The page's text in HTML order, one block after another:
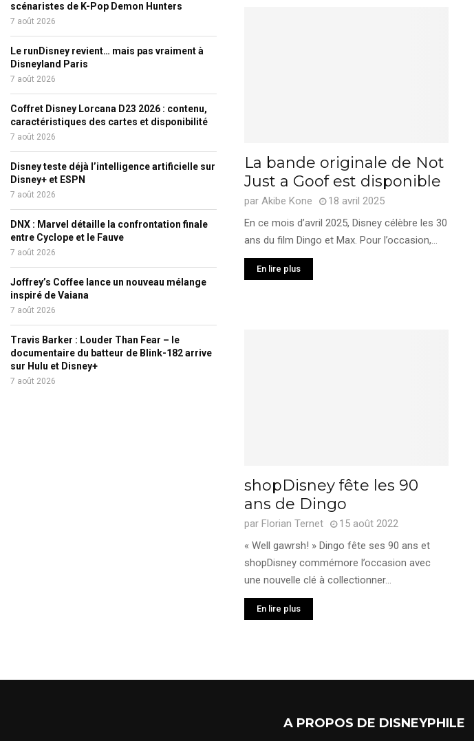
La bande originale de Not
Just a Goof est disponible
par Akibe Kone
18 avril 2025
En ce mois d’avril 2025, Disney célèbre les 30
ans du film Dingo et Max. Pour l’occasion,...
En lire plus
shopDisney fête les 90
ans de Dingo
par Florian Ternet
15 août 2022
« Well gawrsh! » Dingo fête ses 90 ans et
shopDisney commémore l’occasion avec
une nouvelle clé à collectionner...
En lire plus
scénaristes de K-Pop Demon Hunters
7 août 2026
Le runDisney revient… mais pas vraiment à
Disneyland Paris
7 août 2026
Coffret Disney Lorcana D23 2026 : contenu,
caractéristiques des cartes et disponibilité
7 août 2026
Disney teste déjà l’intelligence artificielle sur
Disney+ et ESPN
7 août 2026
DNX : Marvel détaille la confrontation finale
entre Cyclope et le Fauve
7 août 2026
Joffrey’s Coffee lance un nouveau mélange
inspiré de Vaiana
7 août 2026
Travis Barker : Louder Than Fear – le
documentaire du batteur de Blink-182 arrive
sur Hulu et Disney+
7 août 2026
A PROPOS DE DISNEYPHILE